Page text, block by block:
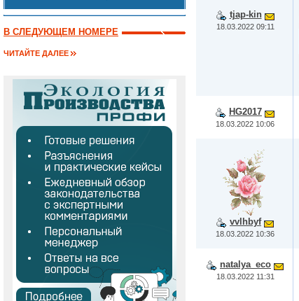
В СЛЕДУЮЩЕМ НОМЕРЕ
ЧИТАЙТЕ ДАЛЕЕ
tjap-kin
18.03.2022 09:11
HG2017
18.03.2022 10:06
vvlhbyf
18.03.2022 10:36
natalya_eco
18.03.2022 11:31